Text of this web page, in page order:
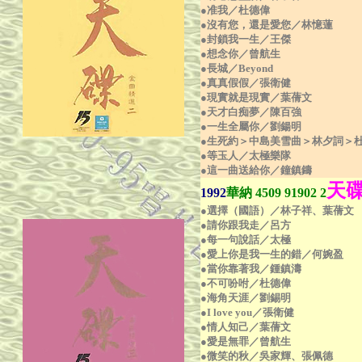
●准我／杜德偉
●沒有您，還是愛您／林憶蓮
●封鎖我一生／王傑
●想念你／曾航生
●長城／Beyond
●真真假假／張衛健
●現實就是現實／葉蒨文
●天才白痴夢／陳百強
●一生全屬你／劉鍚明
●生死約＞中島美雪曲＞林夕詞＞
●等玉人／太極樂隊
●這一曲送給你／鐘鎮鑄
1992華納 4509 91902 2天
●選擇（國語）／林子祥、葉蒨文
●請你跟我走／呂方
●每一句說話／太極
●愛上你是我一生的錯／何婉盈
●當你靠著我／鍾鎮濤
●不可吩咐／杜德偉
●海角天涯／劉錫明
●I love you／張衛健
●情人知己／葉蒨文
●愛是無罪／曾航生
●微笑的秋／吳家輝、張佩德